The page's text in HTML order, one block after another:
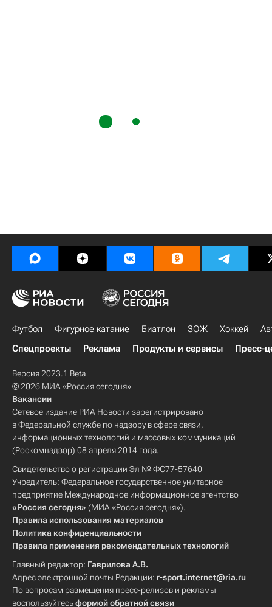
Футбол Фигурное катание Биатлон ЗОЖ Хоккей
Спецпроекты
Реклама Продукты и сервисы Пресс-
Версия 2023.1 Beta
© 2026 МИА «Россия сегодня»
Вакансии
Сетевое издание РИА Новости зарегистрировано
в Федеральной службе по надзору в сфере связи,
информационных технологий и массовых коммуникаций
(Роскомнадзор) 08 апреля 2014 года.
Свидетельство о регистрации Эл № ФС77-57640
Учредитель: Федеральное государственное унитарное
предприятие Международное информационное агентство
«Россия сегодня» (МИА «Россия сегодня»).
Правила использования материалов
Политика конфиденциальности
Правила применения рекомендательных технологий
Главный редактор: Гаврилова А.В.
Адрес электронной почты Редакции: r-sport.internet@ria.ru
По вопросам размещения пресс-релизов и рекламы
воспользуйтесьформой обратной связи